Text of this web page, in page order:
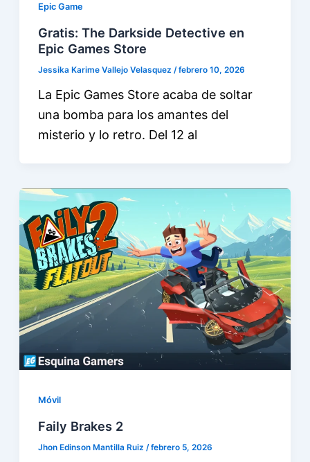
Epic Game
Gratis: The Darkside Detective en
Epic Games Store
Jessika Karime Vallejo Velasquez /febrero 10, 2026
La Epic Games Store acaba de soltar
una bomba para los amantes del
misterio y lo retro. Del 12 al
Móvil
Faily Brakes 2
Jhon Edinson Mantilla Ruiz /febrero 5, 2026